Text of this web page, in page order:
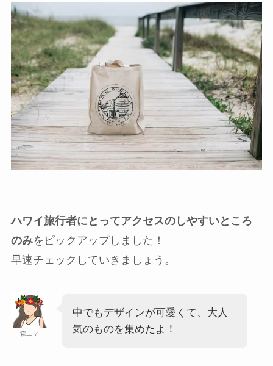
ハワイ旅行者にとってアクセスのしやすいところ
のみをピックアップしました！
早速チェックしていきましょう。
森ユマ
中でもデザインが可愛くて、大人
気のものを集めたよ！